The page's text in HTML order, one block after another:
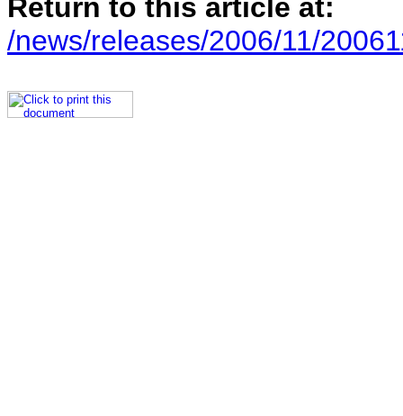
Return to this article at:
/news/releases/2006/11/